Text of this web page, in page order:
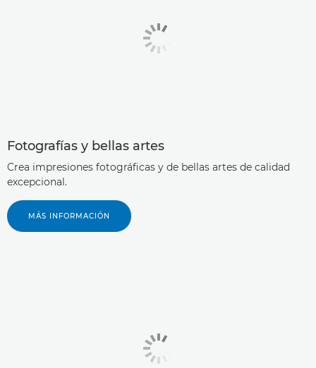
Fotografías y bellas artes
Crea impresiones fotográficas y de bellas artes de calidad
excepcional.
MÁS INFORMACIÓN